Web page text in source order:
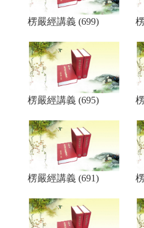
楞嚴經講義 (699)
楞嚴經講義 (695)
楞嚴經講義 (691)